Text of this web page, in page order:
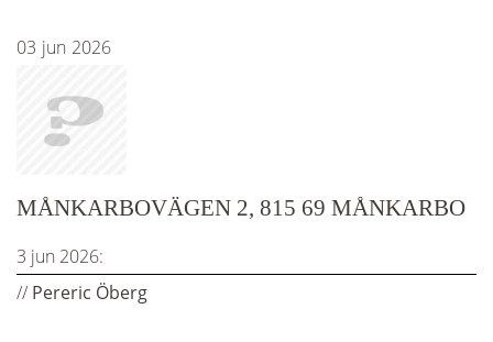
03 jun 2026
MÅNKARBOVÄGEN 2, 815 69 MÅNKARBO
3 jun 2026:
// Pereric Öberg